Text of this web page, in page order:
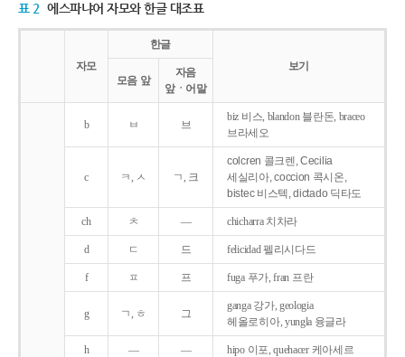
표 2 에스파냐어 자모와 한글 대조표
자모
한글
보기
모음 앞
자음
앞ㆍ어말
b ㅂ 브
biz 비스, blandon 블란돈, braceo
브라세오
c ㅋ, ㅅ ㄱ, 크
colcren 콜크렌, Cecilia
세실리아, coccion 콕시온,
bistec 비스텍, dictado 딕타도
ch ㅊ ― chicharra 치차라
d ㄷ 드 felicidad 펠리시다드
f ㅍ 프 fuga 푸가, fran 프란
g ㄱ, ㅎ 그
ganga 강가, geologia
헤올로히아, yungla 융글라
h ― ― hipo 이포, quehacer 케아세르